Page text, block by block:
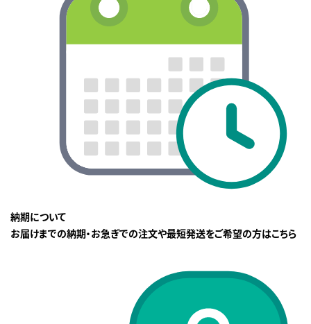
納期について
お届けまでの納期・お急ぎでの注文や最短発送をご希望の方はこちら